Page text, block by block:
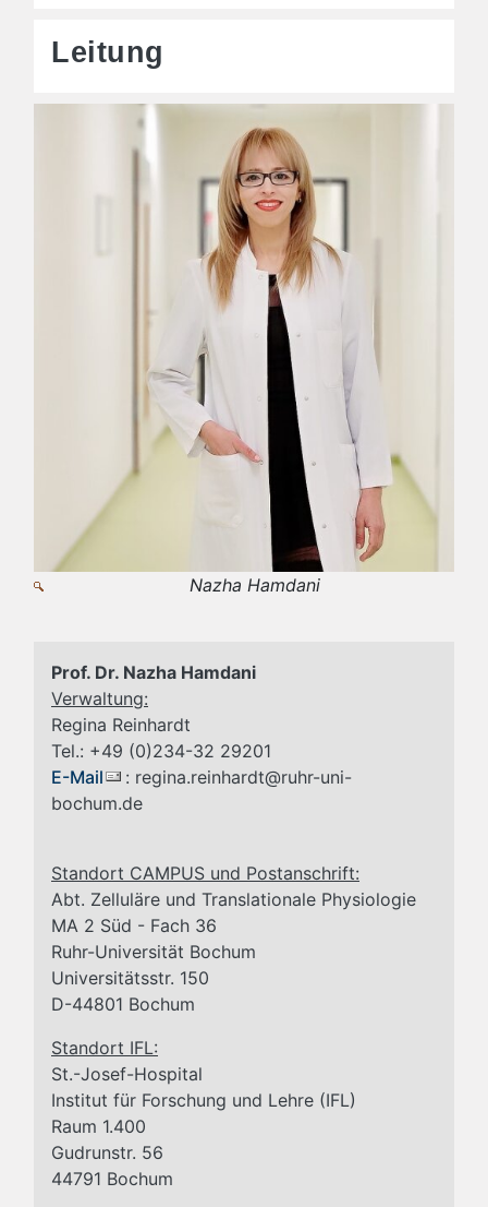
Leitung
Nazha Hamdani
Prof. Dr. Nazha Hamdani
Verwaltung:
Regina Reinhardt
Tel.: +49 (0)234-32 29201
E-Mail
: regina.reinhardt@ruhr-uni-
bochum.de
Standort CAMPUS und Postanschrift:
Abt. Zelluläre und Translationale Physiologie
MA 2 Süd - Fach 36
Ruhr-Universität Bochum
Universitätsstr. 150
D-44801 Bochum
Standort IFL:
St.-Josef-Hospital
Institut für Forschung und Lehre (IFL)
Raum 1.400
Gudrunstr. 56
44791 Bochum